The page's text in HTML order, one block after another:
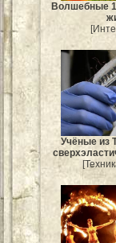
Волшебные
Учёные из